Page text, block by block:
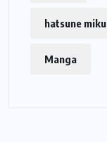
hatsune miku
Manga